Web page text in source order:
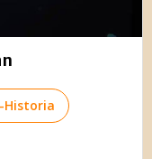
Historia